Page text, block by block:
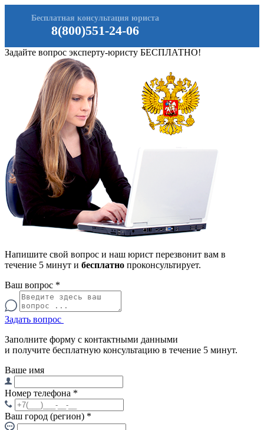
8(800)551-24-06
Бесплатная консультация юриста
Задайте вопрос эксперту-юристу БЕСПЛАТНО!
Напишите свой вопрос и наш юрист перезвонит вам в
течение 5 минут и бесплатно проконсультирует.
Ваш вопрос *
Задать вопрос
Заполните форму с контактными данными
и получите бесплатную консультацию в течение 5 минут.
Ваше имя
Номер телефона *
Ваш город (регион) *